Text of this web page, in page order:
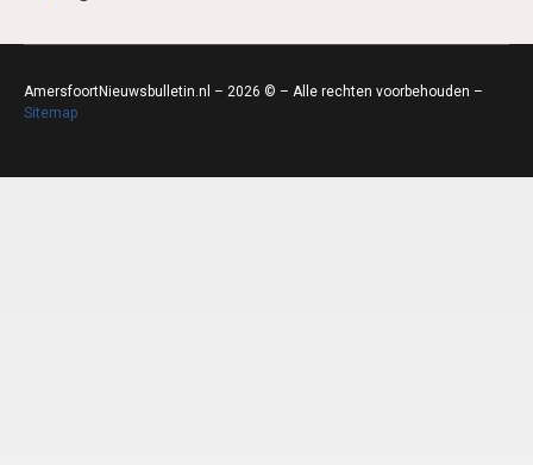
AmersfoortNieuwsbulletin.nl – 2026 © – Alle rechten voorbehouden –
Sitemap